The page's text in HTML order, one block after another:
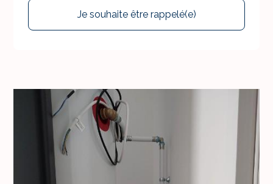
Je souhaite être rappelé(e)